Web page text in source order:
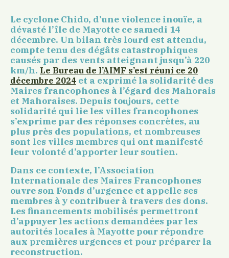
Le cyclone Chido, d’une violence inouïe, a
dévasté l’île de Mayotte ce samedi 14
décembre. Un bilan très lourd est attendu,
compte tenu des dégâts catastrophiques
causés par des vents atteignant jusqu’à 220
km/h. Le Bureau de l’AIMF s’est réuni ce 20
décembre 2024 et a exprimé la solidarité des
Maires francophones à l’égard des Mahorais
et Mahoraises. Depuis toujours, cette
solidarité qui lie les villes francophones
s’exprime par des réponses concrètes, au
plus près des populations, et nombreuses
sont les villes membres qui ont manifesté
leur volonté d’apporter leur soutien.
Dans ce contexte, l’Association
Internationale des Maires Francophones
ouvre son Fonds d’urgence et appelle ses
membres à y contribuer à travers des dons.
Les financements mobilisés permettront
d’appuyer les actions demandées par les
autorités locales à Mayotte pour répondre
aux premières urgences et pour préparer la
reconstruction.